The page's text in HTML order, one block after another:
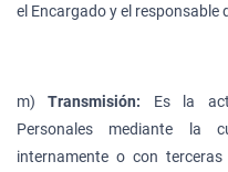
el Encargado y el responsable
m)Transmisión: Es la
Personales mediante la
internamente o con